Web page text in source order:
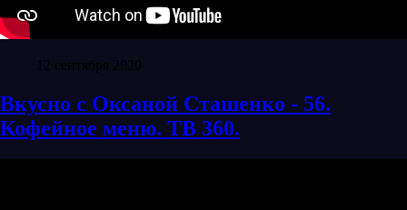
12 сентября 2020
Вкусно с Оксаной Сташенко - 56.
Кофейное меню. ТВ 360.